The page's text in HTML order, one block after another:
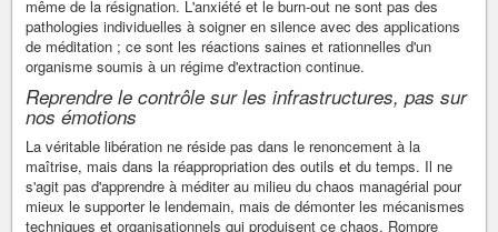
même de la résignation. L'anxiété et le burn-out ne sont pas des
pathologies individuelles à soigner en silence avec des applications
de méditation ; ce sont les réactions saines et rationnelles d'un
organisme soumis à un régime d'extraction continue.
Reprendre le contrôle sur les infrastructures, pas sur
nos émotions
La véritable libération ne réside pas dans le renoncement à la
maîtrise, mais dans la réappropriation des outils et du temps. Il ne
s'agit pas d'apprendre à méditer au milieu du chaos managérial pour
mieux le supporter le lendemain, mais de démonter les mécanismes
techniques et organisationnels qui produisent ce chaos. Rompre